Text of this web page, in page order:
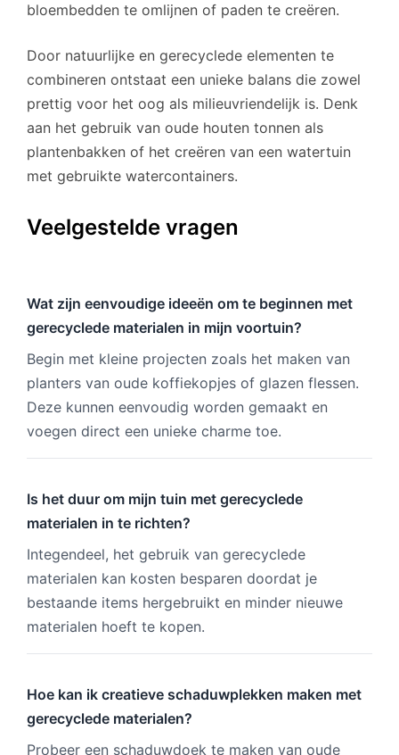
bloembedden te omlijnen of paden te creëren.
Door natuurlijke en gerecyclede elementen te
combineren ontstaat een unieke balans die zowel
prettig voor het oog als milieuvriendelijk is. Denk
aan het gebruik van oude houten tonnen als
plantenbakken of het creëren van een watertuin
met gebruikte watercontainers.
Veelgestelde vragen
Wat zijn eenvoudige ideeën om te beginnen met
gerecyclede materialen in mijn voortuin?
Begin met kleine projecten zoals het maken van
planters van oude koffiekopjes of glazen flessen.
Deze kunnen eenvoudig worden gemaakt en
voegen direct een unieke charme toe.
Is het duur om mijn tuin met gerecyclede
materialen in te richten?
Integendeel, het gebruik van gerecyclede
materialen kan kosten besparen doordat je
bestaande items hergebruikt en minder nieuwe
materialen hoeft te kopen.
Hoe kan ik creatieve schaduwplekken maken met
gerecyclede materialen?
Probeer een schaduwdoek te maken van oude